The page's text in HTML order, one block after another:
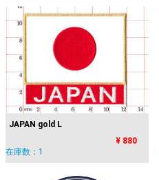
JAPAN gold L
¥ 880
在庫数：1